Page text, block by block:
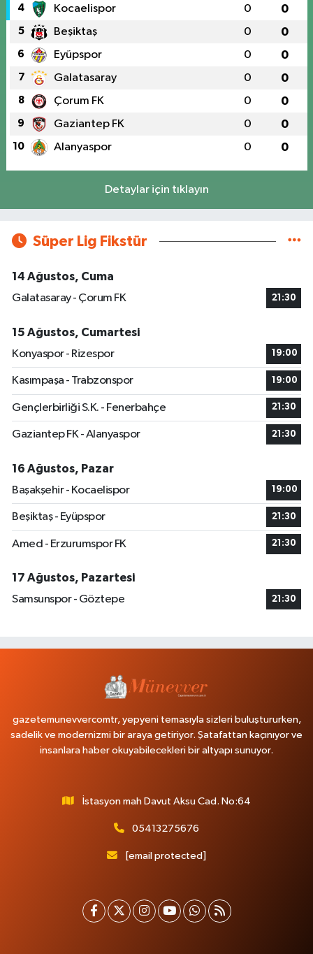
4 Kocaelispor 0 0
5 Beşiktaş 0 0
6 Eyüpspor 0 0
7 Galatasaray 0 0
8 Çorum FK 0 0
9 Gaziantep FK 0 0
10 Alanyaspor 0 0
Detaylar için tıklayın
Süper Lig Fikstür
14 Ağustos, Cuma
Galatasaray - Çorum FK
21:30
15 Ağustos, Cumartesi
Konyaspor - Rizespor
19:00
Kasımpaşa - Trabzonspor 19:00
Gençlerbirliği S.K. - Fenerbahçe 21:30
Gaziantep FK - Alanyaspor 21:30
16 Ağustos, Pazar
Başakşehir - Kocaelispor
19:00
Beşiktaş - Eyüpspor 21:30
Amed - Erzurumspor FK 21:30
17 Ağustos, Pazartesi
Samsunspor - Göztepe
21:30
gazetemunevvercomtr, yepyeni temasıyla sizleri buluştururken,
sadelik ve modernizmi bir araya getiriyor. Şatafattan kaçınıyor ve
insanlara haber okuyabilecekleri bir altyapı sunuyor.
İstasyon mah Davut Aksu Cad. No:64
05413275676
[email protected]